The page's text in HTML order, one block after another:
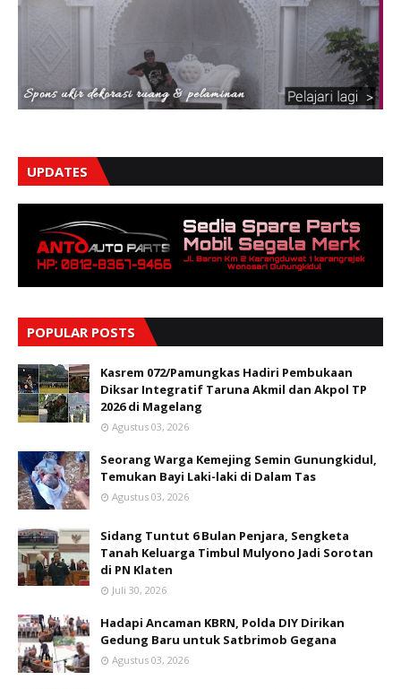
UPDATES
POPULAR POSTS
Kasrem 072/Pamungkas Hadiri Pembukaan
Diksar Integratif Taruna Akmil dan Akpol TP
2026 di Magelang
Agustus 03, 2026
Seorang Warga Kemejing Semin Gunungkidul,
Temukan Bayi Laki-laki di Dalam Tas
Agustus 03, 2026
Sidang Tuntut 6 Bulan Penjara, Sengketa
Tanah Keluarga Timbul Mulyono Jadi Sorotan
di PN Klaten
Juli 30, 2026
Hadapi Ancaman KBRN, Polda DIY Dirikan
Gedung Baru untuk Satbrimob Gegana
Agustus 03, 2026